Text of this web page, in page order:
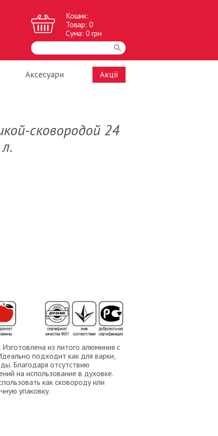
Кошик:
Товар: 0
Сума: 0 грн
Аксесуари Акції
сковородой 24
из литого алюминия с
подходит как для варки,
Благодаря отсутствию
на использование в духовке.
как сковороду или
упаковку.